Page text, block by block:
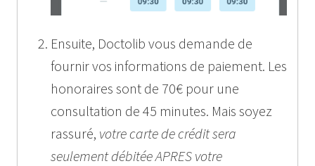
Ensuite, Doctolib vous demande de
fournir vos informations de paiement. Les
honoraires sont de 70€ pour une
consultation de 45 minutes. Mais soyez
rassuré, votre carte de crédit sera
seulement débitée APRES votre